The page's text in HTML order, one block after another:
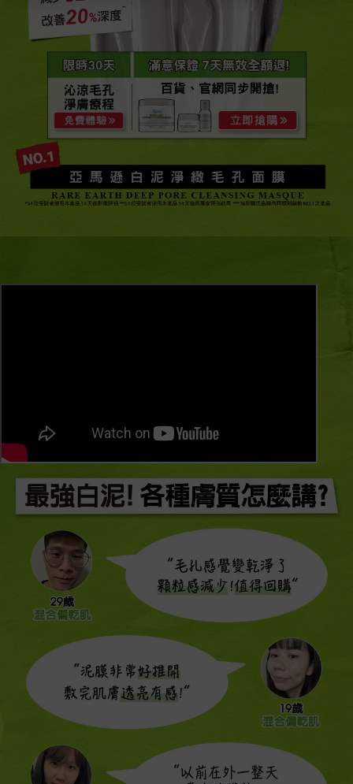
改善20%深度
限時30天
沁涼毛孔​
淨膚療程
滿意保證 7天無效全額退!​
百貨、官網同步開搶!​
亞馬遜白泥淨緻毛孔面膜
RARE EARTH DEEP PORE CLEANSING
*54位受試者使用本產品14天後影像評估​ **54位受試者使用本產品14天後經專家評估結果 ***指契爾氏品牌內同類別
最強白泥!各種膚質怎麼講?
“毛孔感覺變乾淨了
顆粒感減少!值得回購“
“泥膜非常好推開
敷完肌膚透亮有感!“
“以前在外一整天